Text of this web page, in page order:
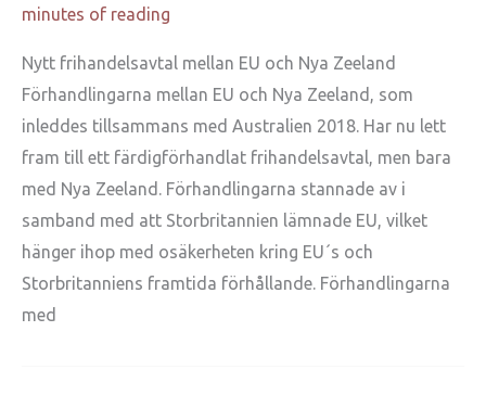
minutes of reading
Nytt frihandelsavtal mellan EU och Nya Zeeland
Förhandlingarna mellan EU och Nya Zeeland, som
inleddes tillsammans med Australien 2018. Har nu lett
fram till ett färdigförhandlat frihandelsavtal, men bara
med Nya Zeeland. Förhandlingarna stannade av i
samband med att Storbritannien lämnade EU, vilket
hänger ihop med osäkerheten kring EU´s och
Storbritanniens framtida förhållande. Förhandlingarna
med